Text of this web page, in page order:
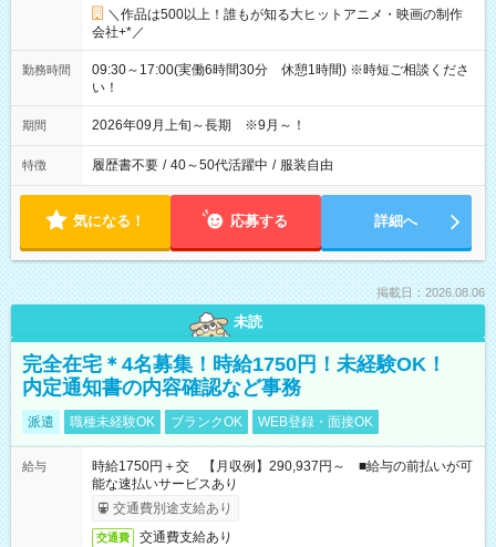
＼作品は500以上！誰もが知る大ヒットアニメ・映画の制作
会社+*／
勤務時間
09:30～17:00(実働6時間30分 休憩1時間) ※時短ご相談くださ
い！
期間 2026年09月上旬～長期 ※9月～！
特徴 履歴書不要 / 40～50代活躍中 / 服装自由
気になる！ 応募する 詳細へ
掲載日：2026.08.06
未読
完全在宅＊4名募集！時給1750円！未経験OK！
内定通知書の内容確認など事務
派遣 職種未経験OK ブランクOK WEB登録・面接OK
給与
時給1750円＋交 【月収例】290,937円～ ■給与の前払いが可
能な速払いサービスあり
交通費別途支給あり
交通費 交通費支給あり